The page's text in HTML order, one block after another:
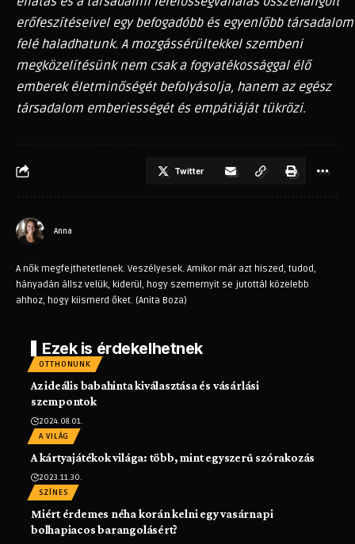
erőfeszítéseivel egy befogadóbb és egyenlőbb társadalom
felé haladhatunk. A mozgássérültekkel szembeni
megközelítésünk nem csak a fogyatékossággal élő
emberek életminőségét befolyásolja, hanem az egész
társadalom emberiességét és empátiáját tükrözi.
Twitter
Anna
A nők megfejthetetlenek. Veszélyesek. Amikor már azt hiszed, tudod,
hányadán állsz velük, kiderül, hogy szemernyit se jutottál közelebb
ahhoz, hogy kiismerd őket. (Anita Boza)
Ezek is érdekelhetnek
OTTHONUNK
Az ideális babahinta kiválasztása és vásárlási
szempontok
2024.08.01.
A VILÁG
A kártyajátékok világa: több, mint egyszerű szórakozás
2023.11.30.
SZÍNES
Miért érdemes néha korán kelni egy vasárnapi
bolhapiacos barangolásért?